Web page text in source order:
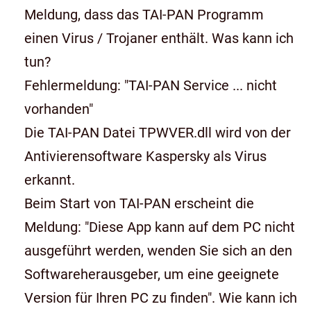
Meldung, dass das TAI-PAN Programm
einen Virus / Trojaner enthält. Was kann ich
tun?
Fehlermeldung: "TAI-PAN Service ... nicht
vorhanden"
Die TAI-PAN Datei TPWVER.dll wird von der
Antivierensoftware Kaspersky als Virus
erkannt.
Beim Start von TAI-PAN erscheint die
Meldung: "Diese App kann auf dem PC nicht
ausgeführt werden, wenden Sie sich an den
Softwareherausgeber, um eine geeignete
Version für Ihren PC zu finden". Wie kann ich